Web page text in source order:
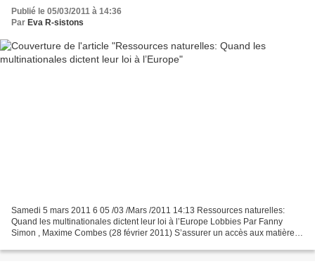
Publié le 05/03/2011 à 14:36
Par Eva R-sistons
Samedi 5 mars 2011 6 05 /03 /Mars /2011 14:13 Ressources naturelles:
Quand les multinationales dictent leur loi à l’Europe Lobbies Par Fanny
Simon , Maxime Combes (28 février 2011) S’assurer un accès aux matières